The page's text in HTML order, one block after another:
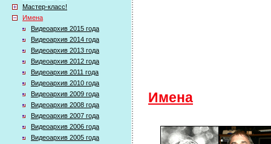
Мастер-класс!
Имена
Видеоархив 2015 года
Видеоархив 2014 года
Видеоархив 2013 года
Видеоархив 2012 года
Видеоархив 2011 года
Видеоархив 2010 года
Видеоархив 2009 года
Видеоархив 2008 года
Видеоархив 2007 года
Видеоархив 2006 года
Видеоархив 2005 года
Имена